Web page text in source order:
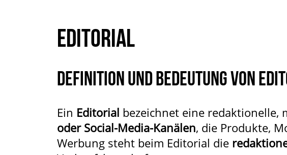
EDITORIAL
DEFINITION UND BEDEUTUNG VON
Ein Editorial bezeichnet eine redaktionelle,
oder Social-Media-Kanälen, die Produkte,
Werbung steht beim Editorial die